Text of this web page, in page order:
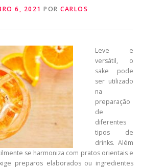
6, 2021 POR CARLOS
Leve e
versátil, o
sake pode
ser utilizado
na
preparação
de
diferentes
tipos de
drinks. Além
se harmoniza com pratos orientais e
preparos elaborados ou ingredientes